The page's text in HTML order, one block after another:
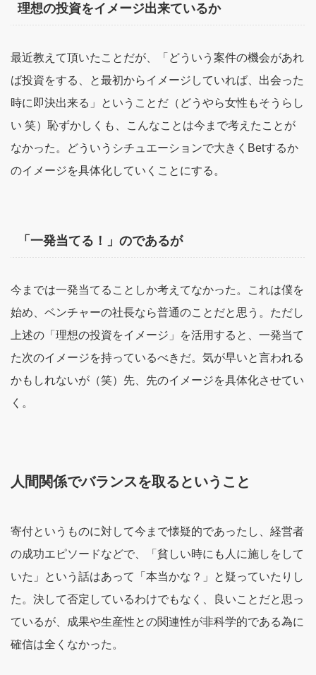
理想の投資をイメージ出来ているか
最近教えて頂いたことだが、「どういう案件の機会があれ
ば投資をする、と最初からイメージしていれば、出会った
時に即決出来る」ということだ（どうやら女性もそうらし
い 笑）恥ずかしくも、こんなことは今まで考えたことが
なかった。どういうシチュエーションで大きくBetするか
のイメージを具体化していくことにする。
「一発当てる！」のであるが
今までは一発当てることしか考えてなかった。これは僕を
始め、ベンチャーの社長なら普通のことだと思う。ただし
上述の「理想の投資をイメージ」を活用すると、一発当て
た次のイメージを持っているべきだ。気が早いと言われる
かもしれないが（笑）先、先のイメージを具体化させてい
く。
人間関係でバランスを取るということ
寄付というものに対して今まで懐疑的であったし、経営者
の成功エピソードなどで、「貧しい時にも人に施しをして
いた」という話はあって「本当かな？」と疑っていたりし
た。決して否定しているわけでもなく、良いことだと思っ
ているが、成果や生産性との関連性が非科学的である為に
確信は全くなかった。